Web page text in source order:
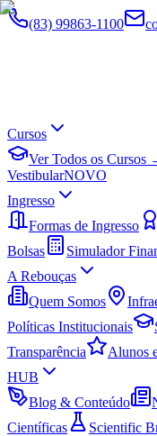
(83) 99863-1100
Cursos
Ver Todos os Cursos
VestibularNOVO
Ingresso
Formas de Ingresso
Bolsas
Simulador
A Rebouças
Quem Somos
Políticas Institucionais
Transparência
Alunos
HUB
Blog & Conteúdo
Científicas
Scientific